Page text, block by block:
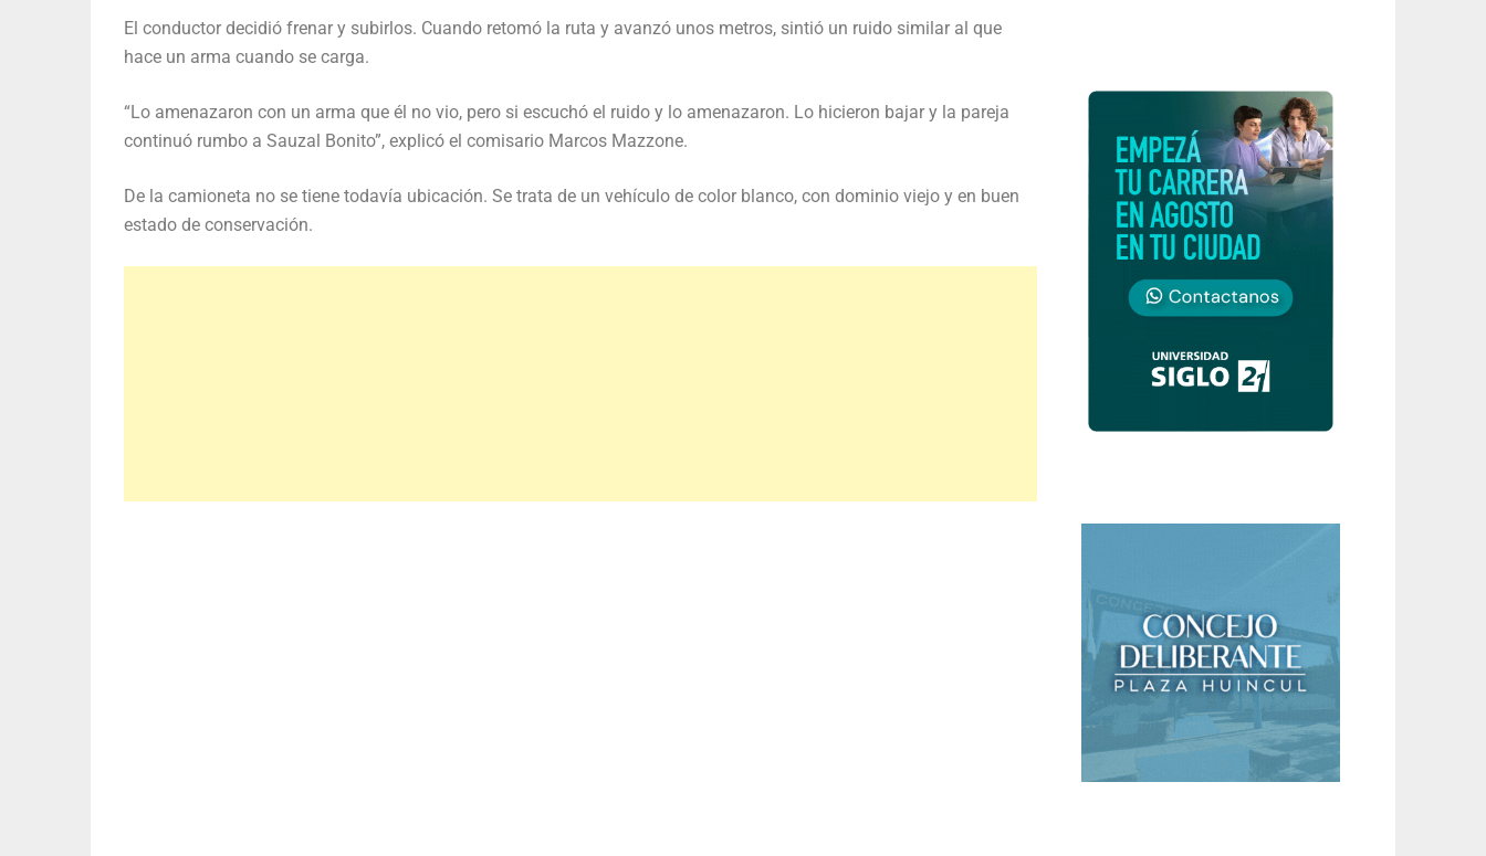
El conductor decidió frenar y subirlos. Cuando retomó la ruta y avanzó unos metros, sintió un ruido similar al que
hace un arma cuando se carga.
“Lo amenazaron con un arma que él no vio, pero si escuchó el ruido y lo amenazaron. Lo hicieron bajar y la pareja
continuó rumbo a Sauzal Bonito”, explicó el comisario Marcos Mazzone.
De la camioneta no se tiene todavía ubicación. Se trata de un vehículo de color blanco, con dominio viejo y en buen
estado de conservación.